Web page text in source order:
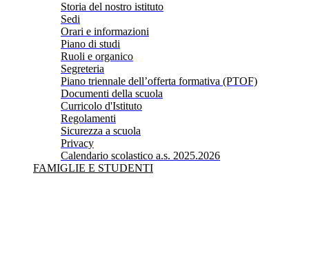
Storia del nostro istituto
Sedi
Orari e informazioni
Piano di studi
Ruoli e organico
Segreteria
Piano triennale dell’offerta formativa (PTOF)
Documenti della scuola
Curricolo d'Istituto
Regolamenti
Sicurezza a scuola
Privacy
Calendario scolastico a.s. 2025.2026
FAMIGLIE E STUDENTI